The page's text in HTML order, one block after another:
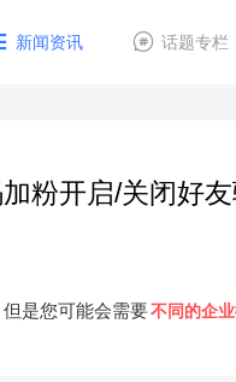
新闻资讯 话题专栏
粉开启/关闭好友
是您可能会需要不同的企